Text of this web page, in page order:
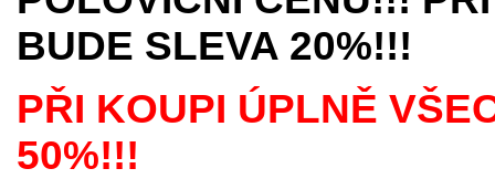
BUDE SLEVA 20%!!!
PŘI KOUPI ÚPLNĚ
50%!!!